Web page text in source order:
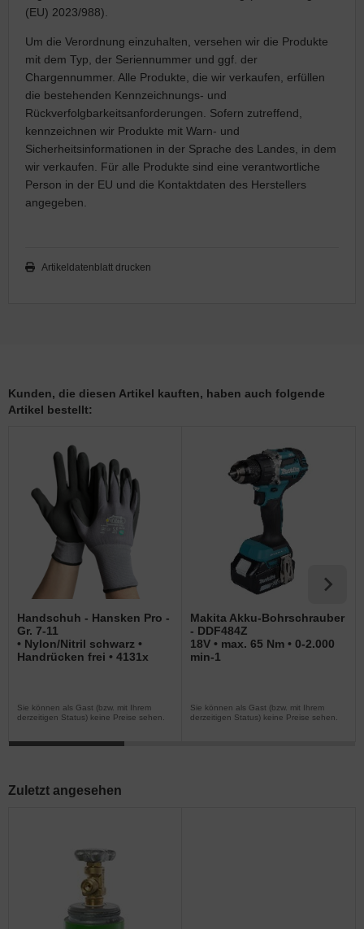
(EU) 2023/988).
Um die Verordnung einzuhalten, versehen wir die Produkte
mit dem Typ, der Seriennummer und ggf. der
Chargennummer. Alle Produkte, die wir verkaufen, erfüllen
die bestehenden Kennzeichnungs- und
Rückverfolgbarkeitsanforderungen. Sofern zutreffend,
kennzeichnen wir Produkte mit Warn- und
Sicherheitsinformationen in der Sprache des Landes, in dem
wir verkaufen. Für alle Produkte sind eine verantwortliche
Person in der EU und die Kontaktdaten des Herstellers
angegeben.
Artikeldatenblatt drucken
Kunden, die diesen Artikel kauften, haben auch folgende
Artikel bestellt:
Handschuh - Hansken Pro -
Gr. 7-11
• Nylon/Nitril schwarz •
Handrücken frei • 4131x
Sie können als Gast (bzw. mit Ihrem
derzeitigen Status) keine Preise sehen.
Makita Akku-Bohrschrauber
- DDF484Z
18V • max. 65 Nm • 0-2.000
min-1
Sie können als Gast (bzw. mit Ihrem
derzeitigen Status) keine Preise sehen.
Zuletzt angesehen